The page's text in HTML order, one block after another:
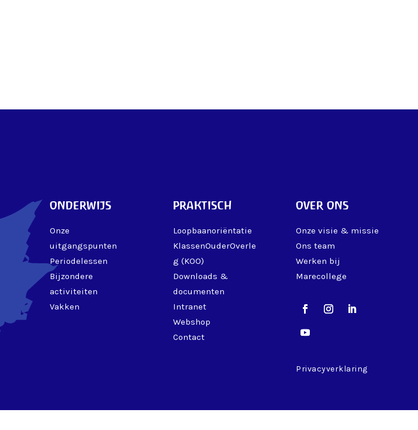
onderwijs
Onze
uitgangspunten
Periodelessen
Bijzondere
activiteiten
Vakken
praktisch
Loopbaanoriëntatie
KlassenOuderOverle
g (KOO)
Downloads &
documenten
Intranet
Webshop
Contact
over ons
Onze visie & missie
Ons team
Werken bij
Marecollege
Privacyverklaring